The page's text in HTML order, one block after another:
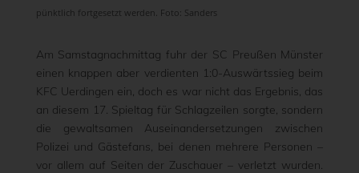
pünktlich fortgesetzt werden. Foto: Sanders
Am Samstagnachmittag fuhr der SC Preußen Münster
einen knappen aber verdienten 1:0-Auswärtssieg beim
KFC Uerdingen ein, doch es war nicht das Ergebnis, das
an diesem 17. Spieltag für Schlagzeilen sorgte, sondern
die gewaltsamen Auseinandersetzungen zwischen
Polizei und Gästefans, bei denen mehrere Personen –
vor allem auf Seiten der Zuschauer – verletzt wurden.